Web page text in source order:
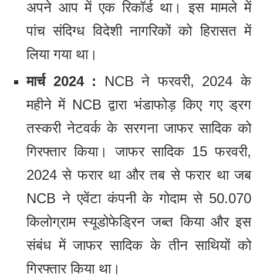
अपने आप में एक रिकॉर्ड था। इस मामले में
पांच संदिग्ध विदेशी नागरिकों को हिरासत में
लिया गया था।
मार्च 2024 : NCB ने फरवरी, 2024 के
महीने में NCB द्वारा भंडाफोड़ किए गए ड्रग
तस्करी नेटवर्क के सरगना जाफर सादिक को
गिरफ्तार किया। जाफर सादिक 15 फरवरी,
2024 से फरार था और तब से फरार था जब
NCB ने एवेंटा कंपनी के गोदाम से 50.070
किलोग्राम स्यूडोफेड्रिन जब्त किया और इस
संबंध में जाफर सादिक के तीन साथियों को
गिरफ्तार किया था।